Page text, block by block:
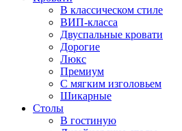
В классическом стиле
ВИП-класса
Двуспальные кровати
Дорогие
Люкс
Премиум
С мягким изголовьем
Шикарные
Столы
В гостиную